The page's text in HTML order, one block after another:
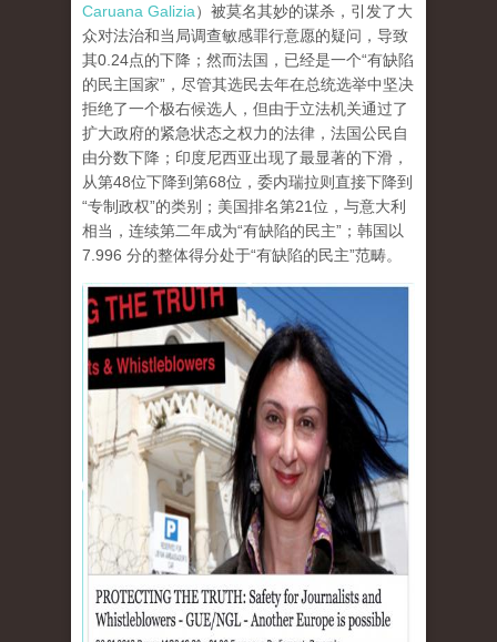
Caruana Galizia）被莫名其妙的谋杀，引发了大
众对法治和当局调查敏感罪行意愿的疑问，导致
其0.24点的下降；然而法国，已经是一个“有缺陷
的民主国家”，尽管其选民去年在总统选举中坚决
拒绝了一个极右候选人，但由于立法机关通过了
扩大政府的紧急状态之权力的法律，法国公民自
由分数下降；印度尼西亚出现了最显著的下滑，
从第48位下降到第68位，委内瑞拉则直接下降到
“专制政权”的类别；美国排名第21位，与意大利
相当，连续第二年成为“有缺陷的民主”；韩国以
7.996 分的整体得分处于“有缺陷的民主”范畴。